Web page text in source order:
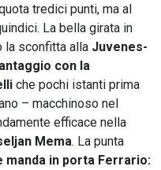
tredici punti, ma al
La bella girata in
la sconfitta alla Juvenes-
con la
che pochi istanti prima
– macchinoso nel
efficace nella
Mema. La punta
manda in porta Ferrario: